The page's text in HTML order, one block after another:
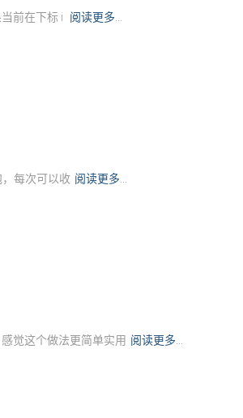
前在下标 i
阅读更多…
每次可以收 阅读更多…
觉这个做法更简单实用 阅读更多…